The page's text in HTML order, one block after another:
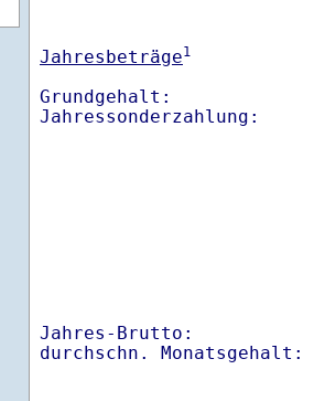
Jahresbeträge1
Grundgehalt:
Jahres-